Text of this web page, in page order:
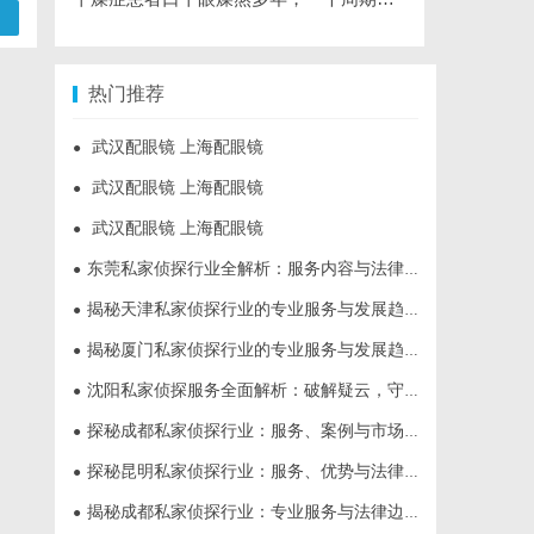
热门推荐
● 武汉配眼镜 上海配眼镜
● 武汉配眼镜 上海配眼镜
● 武汉配眼镜 上海配眼镜
● 东莞私家侦探行业全解析：服务内容与法律边界详解
● 揭秘天津私家侦探行业的专业服务与发展趋势
● 揭秘厦门私家侦探行业的专业服务与发展趋势
● 沈阳私家侦探服务全面解析：破解疑云，守护真相的专家助力
● 探秘成都私家侦探行业：服务、案例与市场现状全面解析
● 探秘昆明私家侦探行业：服务、优势与法律守护
● 揭秘成都私家侦探行业：专业服务与法律边界解析